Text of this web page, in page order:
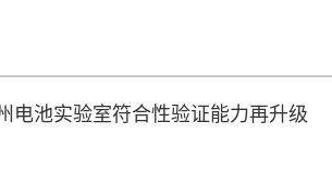
电池实验室符合性验证能力再升级